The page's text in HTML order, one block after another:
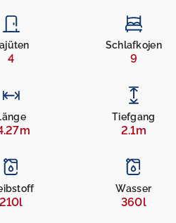
4
Schlafkojen
9
Tiefgang
2.1m
210l
Wasser
360l